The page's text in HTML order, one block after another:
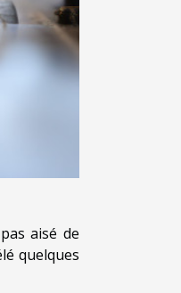
aisé de
quelques